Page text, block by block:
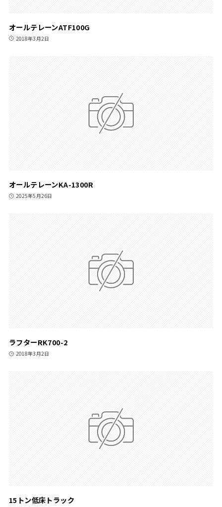
オールテレーンATF100G
2018年3月2日
オールテレーンKA-1300R
2025年5月26日
ラフターRK700-2
2018年3月2日
15トン低床トラック